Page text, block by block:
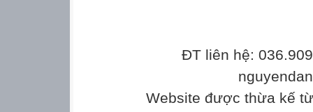
ĐT liên hệ:
Website được thừa kế